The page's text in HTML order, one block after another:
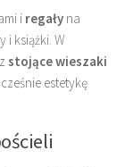
i regały na
książki. W
stojące wieszaki
estetykę